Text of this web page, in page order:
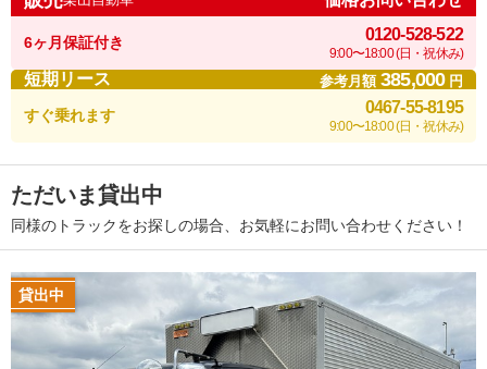
6ヶ月保証付き 0120-528-522
9:00〜18:00 (日・祝休み)
短期リース 参考月額385,000円
すぐ乗れます 0467-55-8195
9:00〜18:00 (日・祝休み)
ただいま貸出中
同様のトラックをお探しの場合、お気軽にお問い合わせください！
貸出中